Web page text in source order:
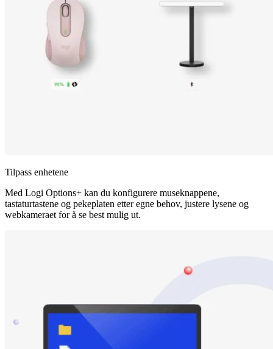
Tilpass enhetene
Med Logi Options+ kan du konfigurere museknappene,
tastaturtastene og pekeplaten etter egne behov, justere lysene og
webkameraet for å se best mulig ut.